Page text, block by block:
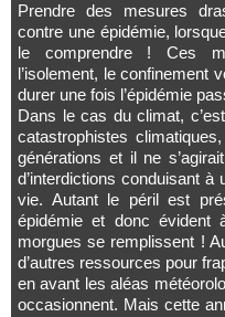
Prendre des mesures
contre une épidémie,
le comprendre ! Ces
l’isolement, le confinement
durer une fois l’épidémie
Dans le cas du climat,
catastrophistes
générations et il ne
d’interdictions conduisant
vie. Autant le péril est
épidémie et donc évident
morgues se remplissent !
d’autres ressources pour
en avant les aléas
occasionnent. Mais cette